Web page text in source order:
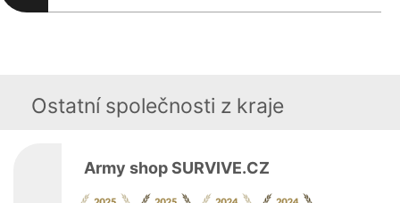
Ostatní společnosti z kraje
Army shop SURVIVE.CZ